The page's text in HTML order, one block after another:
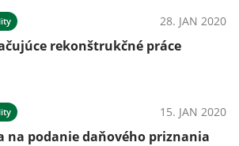
28. JAN 2020
rekonštrukčné práce
15. JAN 2020
na podanie daňového priznania